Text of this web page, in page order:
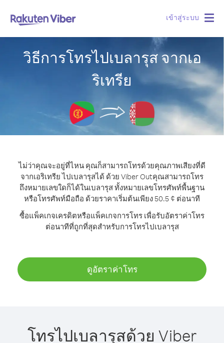
เข้าสู่ระบบ
วิธีการโทรไปเบลารุส จากเอ
ริเทรีย
ไม่ว่าคุณจะอยู่ที่ไหน คุณก็สามารถโทรด้วยคุณภาพเสียงที่ดี
จากเอริเทรีย ไปเบลารุสได้ ด้วย Viber Outคุณสามารถโทร
ถึงหมายเลขใดก็ได้ในเบลารุส ทั้งหมายเลขโทรศัพท์พื้นฐาน
หรือโทรศัพท์มือถือ ด้วยราคาเริ่มต้นเพียง 50.5 ¢ ต่อนาที
ซื้อแพ็คเกจเครดิตหรือแพ็คเกจการโทร เพื่อรับอัตราค่าโทร
ต่อนาทีที่ถูกที่สุดสำหรับการโทรไปเบลารุส
ดูอัตราค่าโทร
โทรไปเบลารุสด้วย Viber